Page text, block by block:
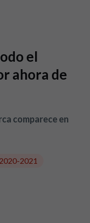
el
ahora de
comparece en
2021